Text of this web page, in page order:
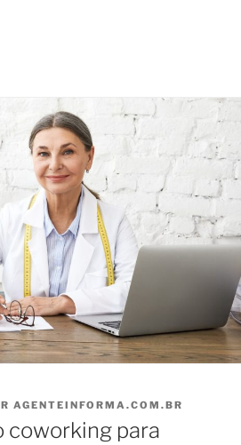
AGENTEINFORMA.COM.BR
coworking para